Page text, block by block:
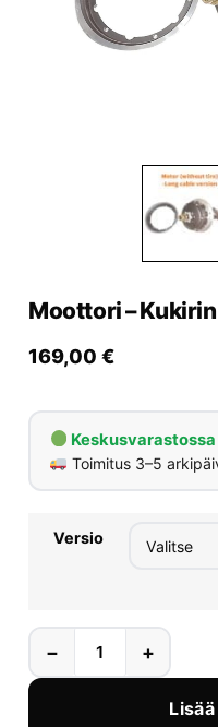
Lisävarusteet
Moottori –
169,00 €
Keskusvarastossa
Toimitus 3–5
Versio
− +